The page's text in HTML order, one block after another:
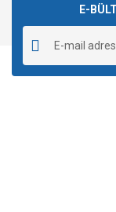
Ürün resmi
Ürün
Ürün
Ürün fiyatı
E-